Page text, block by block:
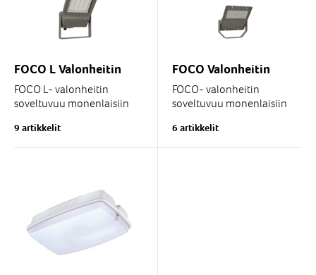
FOCO L Valonheitin
FOCO L- valonheitin
soveltuvuu monenlaisiin
teollisuusympäristöissä,
kuten varastoalueille,...
9 artikkelit
FOCO Valonheitin
FOCO- valonheitin
soveltuvuu monenlaisiin
teollisuusympäristöissä,
kuten varastoalueille,
6 artikkelit